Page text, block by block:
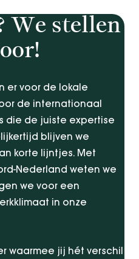
We stellen
er voor de lokale
de internationaal
die de juiste expertise
blijven we
korte lijntjes. Met
Nederland weten we
we voor een
in onze
waarmee jij hét verschil